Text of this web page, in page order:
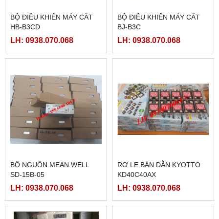
BỘ ĐIỀU KHIỂN MÁY CẮT
HB-B3CD
LH: 0938.070.068
BỘ ĐIỀU KHIỂN MÁY CẮT
BJ-B3C
LH: 0938.070.068
BỘ NGUỒN MEAN WELL
SD-15B-05
LH: 0938.070.068
RƠ LE BÁN DẪN KYOTTO
KD40C40AX
LH: 0938.070.068